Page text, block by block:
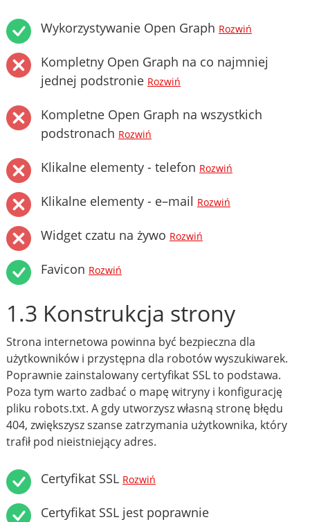
Wykorzystywanie Open Graph Rozwiń
Kompletny Open Graph na co najmniej
jednej podstronie Rozwiń
Kompletne Open Graph na wszystkich
podstronach Rozwiń
Klikalne elementy - telefon Rozwiń
Klikalne elementy - e–mail Rozwiń
Widget czatu na żywo Rozwiń
Favicon Rozwiń
1.3 Konstrukcja strony
Strona internetowa powinna być bezpieczna dla
użytkowników i przystępna dla robotów wyszukiwarek.
Poprawnie zainstalowany certyfikat SSL to podstawa.
Poza tym warto zadbać o mapę witryny i konfigurację
pliku robots.txt. A gdy utworzysz własną stronę błędu
404, zwiększysz szanse zatrzymania użytkownika, który
trafił pod nieistniejący adres.
Certyfikat SSL Rozwiń
Certyfikat SSL jest poprawnie